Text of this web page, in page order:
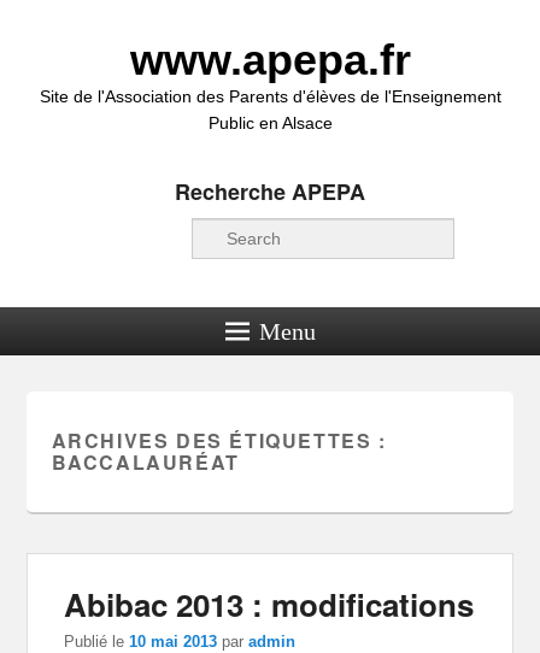
www.apepa.fr
Site de l'Association des Parents d'élèves de l'Enseignement
Public en Alsace
Recherche APEPA
Recherche
Menu
ARCHIVES DES ÉTIQUETTES :
BACCALAURÉAT
Abibac 2013 : modifications
Publié le10 mai 2013 paradmin